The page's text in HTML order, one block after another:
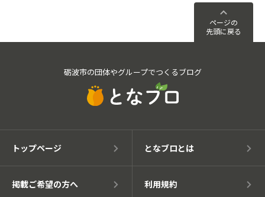
ページの
先頭に戻る
砺波市の団体やグループでつくるブログ
トップページ となブロとは
掲載ご希望の方へ 利用規約